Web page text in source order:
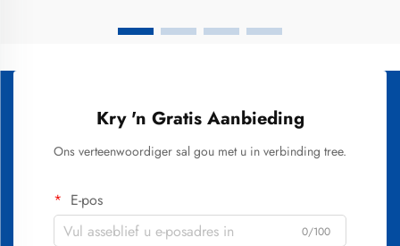
Kry 'n Gratis Aanbieding
Ons verteenwoordiger sal gou met u in verbinding tree.
E-pos
0/100